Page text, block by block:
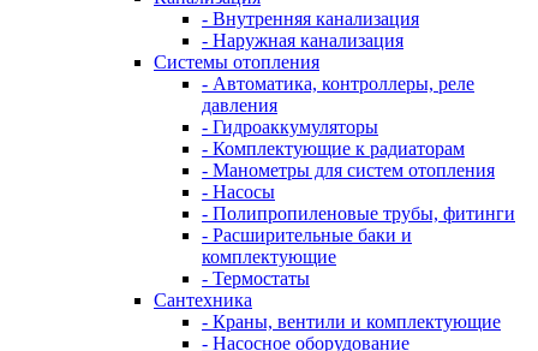
- Внутренняя канализация
- Наружная канализация
Системы отопления
- Автоматика, контроллеры, реле
давления
- Гидроаккумуляторы
- Комплектующие к радиаторам
- Манометры для систем отопления
- Насосы
- Полипропиленовые трубы, фитинги
- Расширительные баки и
комплектующие
- Термостаты
Сантехника
- Краны, вентили и комплектующие
- Насосное оборудование